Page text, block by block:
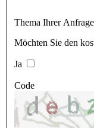
Thema Ihrer Anfrage
Möchten Sie den
Ja
Code